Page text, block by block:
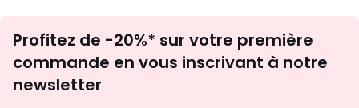
newsletter
Profitez de -20%* sur votre première
commande en vous inscrivant à notre
newsletter